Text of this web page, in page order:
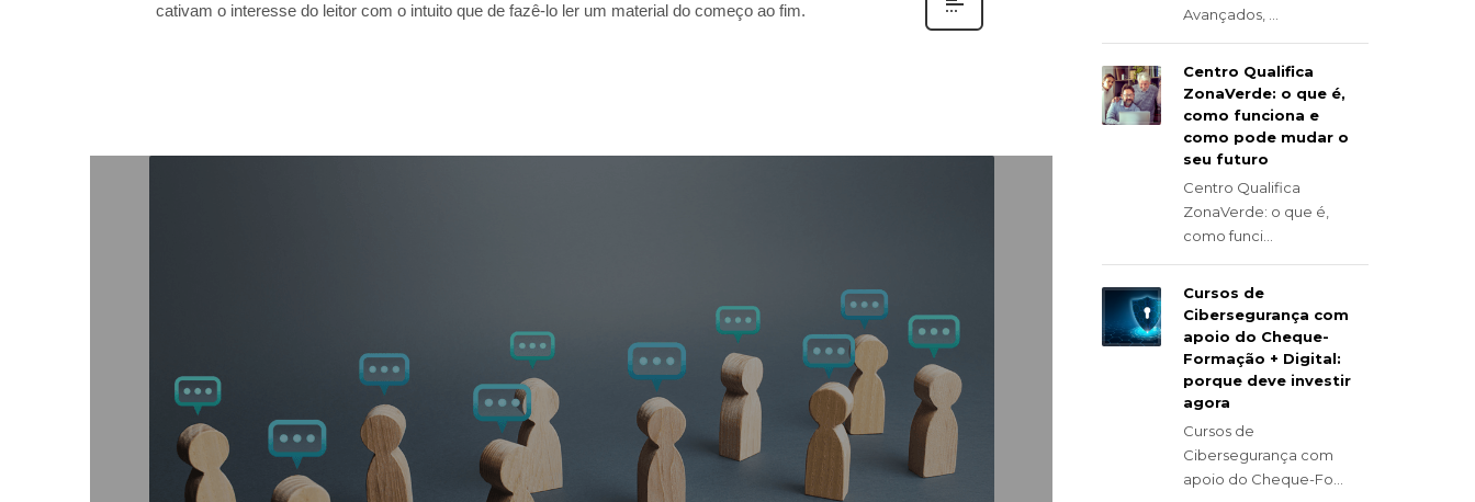
cativam o interesse do leitor com o intuito que de fazê-lo ler um material do começo ao fim.
Avançados, ...
Centro Qualifica
ZonaVerde: o que é,
como funciona e
como pode mudar o
seu futuro
Centro Qualifica
ZonaVerde: o que é,
como funci...
Cursos de
Cibersegurança com
apoio do Cheque-
Formação + Digital:
porque deve investir
agora
Cursos de
Cibersegurança com
apoio do Cheque-Fo...